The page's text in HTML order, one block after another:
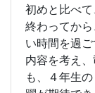
初めと比べ
終わってか
い時間を過
内容を考え
も、４年生